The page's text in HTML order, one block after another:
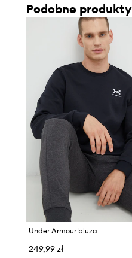
Podobne produkty
Under Armour bluza
249,99 zł